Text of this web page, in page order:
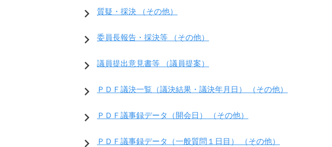
質疑・採決 （その他）
委員長報告・採決等 （その他）
議員提出意見書等 （議員提案）
ＰＤＦ議決一覧（議決結果・議決年月日） （その他）
ＰＤＦ議事録データ（開会日） （その他）
ＰＤＦ議事録データ（一般質問１日目） （その他）